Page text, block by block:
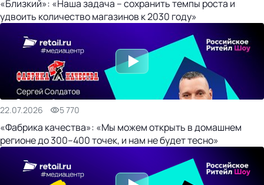
«Близкий»: «Наша задача – сохранить темпы роста и
удвоить количество магазинов к 2030 году»
22.07.2026 5 770
«Фабрика качества»: «Мы можем открыть в домашнем
регионе до 300–400 точек, и нам не будет тесно»